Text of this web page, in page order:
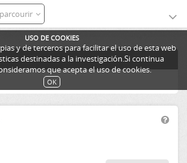
USO DE COOKIES
y de terceros para facilitar el uso de esta web
destinadas a la investigación.Si continua
que acepta el uso de cookies.
OK
parcourir